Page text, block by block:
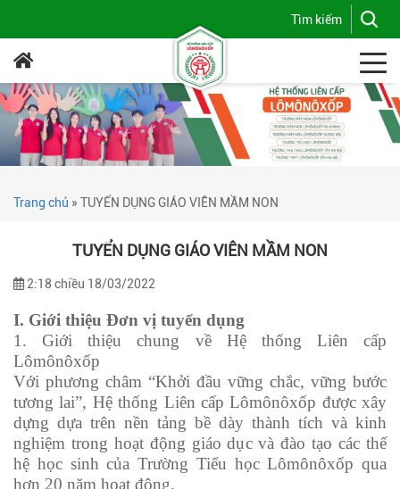
Trang chủ » TUYỂN DỤNG GIÁO VIÊN MẦM NON
TUYỂN DỤNG GIÁO VIÊN MẦM NON
2:18 chiều 18/03/2022
I. Giới thiệu Đơn vị tuyển dụng
1. Giới thiệu chung về Hệ thống Liên cấp
Lômônôxốp
Với phương châm “Khởi đầu vững chắc, vững bước
tương lai”, Hệ thống Liên cấp Lômônôxốp được xây
dựng dựa trên nền tảng bề dày thành tích và kinh
nghiệm trong hoạt động giáo dục và đào tạo các thế
hệ học sinh của Trường Tiểu học Lômônôxốp qua
hơn 20 năm hoạt động.